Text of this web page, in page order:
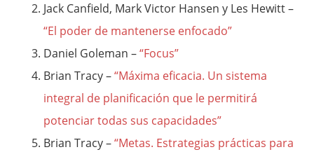
Jack Canfield, Mark Victor Hansen y Les Hewitt –
“El poder de mantenerse enfocado”
Daniel Goleman –“Focus”
Brian Tracy –“Máxima eficacia. Un sistema
integral de planificación que le permitirá
potenciar todas sus capacidades”
Brian Tracy –“Metas. Estrategias prácticas para